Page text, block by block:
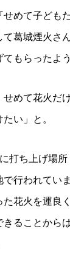
めて子ども
て葛城煙火さ
もらったよ
せめて花火だ
い」と。
打ち上げ場
行われてい
花火を運良
ることから